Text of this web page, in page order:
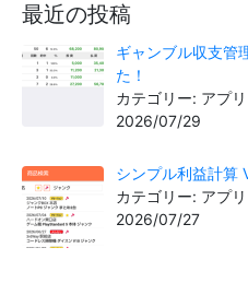
最近の投稿
ギャンブル収支管
た！
カテゴリー: アプリ
2026/07/29
シンプル利益計算
カテゴリー: アプリ
2026/07/27